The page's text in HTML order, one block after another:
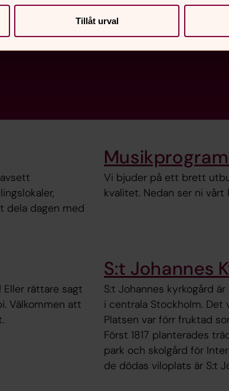
Tillåt urval
dela dagen med
Vi bjuder på ett brett
kvalitet. Nedan ser ni
rättare sagt
Välkommen att
S:t Johannes
S:t Johannes kyrkogård
i centrala Stockholm.
Platsen var förr fruktad
Först 1817 planterades
park och skolgård för
de dödas viloplats är S:t